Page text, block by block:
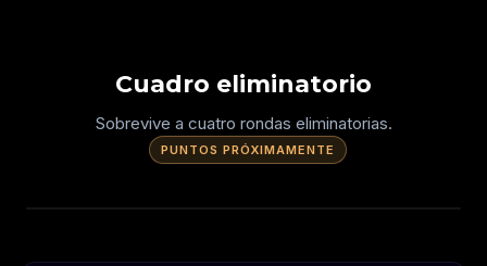
Cuadro eliminatorio
Sobrevive a cuatro rondas eliminatorias.
PUNTOS PRÓXIMAMENTE